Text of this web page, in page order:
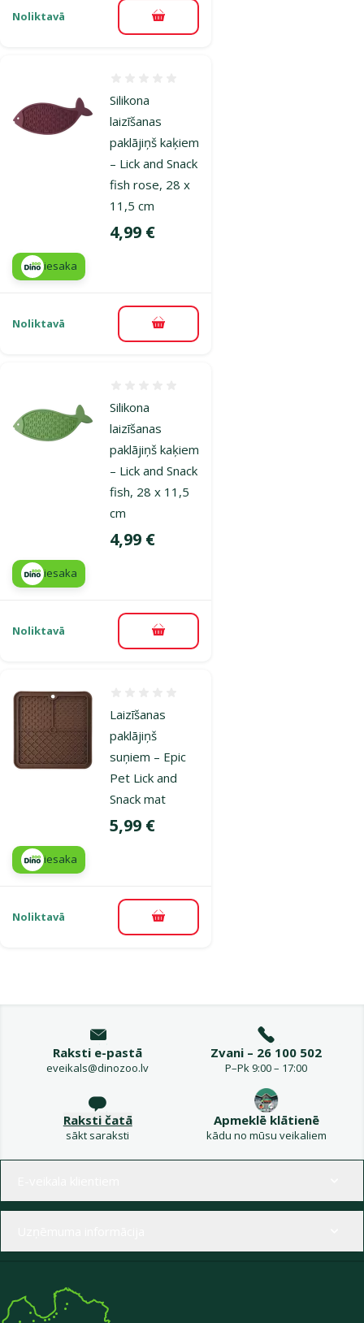
Noliktavā Pievienot grozam
Silikona
laizīšanas
paklājiņš kaķiem
– Lick and Snack
fish rose, 28 x
11,5 cm
Cena
4,99 €
iesaka
Noliktavā Pievienot grozam
Silikona
laizīšanas
paklājiņš kaķiem
– Lick and Snack
fish, 28 x 11,5
cm
Cena
4,99 €
iesaka
Noliktavā Pievienot grozam
Laizīšanas
paklājiņš
suņiem – Epic
Pet Lick and
Snack mat
Cena
5,99 €
iesaka
Noliktavā Pievienot grozam
Raksti e-pastā
eveikals@dinozoo.lv
Zvani – 26 100 502
P–Pk 9:00 – 17:00
Raksti čatā
sākt saraksti
Apmeklē klātienē
kādu no mūsu veikaliem